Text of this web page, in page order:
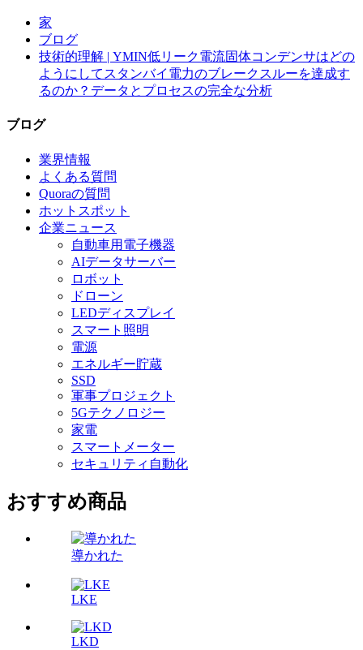
家
ブログ
技術的理解 | YMIN低リーク電流固体コンデンサはどの
ようにしてスタンバイ電力のブレークスルーを達成す
るのか？データとプロセスの完全な分析
ブログ
業界情報
よくある質問
Quoraの質問
ホットスポット
企業ニュース
自動車用電子機器
AIデータサーバー
ロボット
ドローン
LEDディスプレイ
スマート照明
電源
エネルギー貯蔵
SSD
軍事プロジェクト
5Gテクノロジー
家電
スマートメーター
セキュリティ自動化
おすすめ商品
導かれた
LKE
LKD